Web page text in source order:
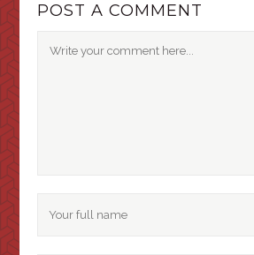
POST A COMMENT